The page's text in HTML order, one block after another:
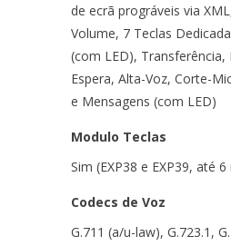
de ecrã prográveis via
Volume, 7 Teclas
(com LED), Transferência,
Espera, Alta-Voz, Corte-
e Mensagens (com LED)
Modulo Teclas
Sim (EXP38 e EXP39, até
Codecs de Voz
G.711 (a/u-law), G.723.1,